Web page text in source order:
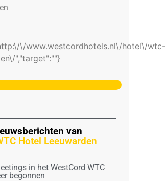
\/www.westcordhotels.nl\/hotel\/wtc-
","target":""}
van
Hotel Leeuwarden
in het WestCord WTC
begonnen